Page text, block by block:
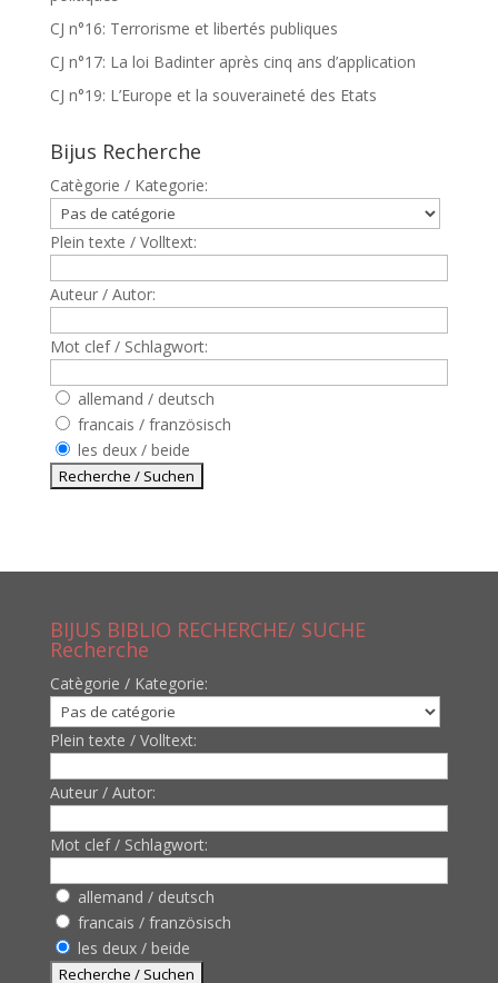
CJ n°16: Terrorisme et libertés publiques
CJ n°17: La loi Badinter après cinq ans d’application
CJ n°19: L’Europe et la souveraineté des Etats
Bijus Recherche
Catègorie / Kategorie:
Plein texte / Volltext:
Auteur / Autor:
Mot clef / Schlagwort:
allemand / deutsch
francais / französisch
les deux / beide
BIJUS BIBLIO RECHERCHE/ SUCHE
Recherche
Catègorie / Kategorie:
Plein texte / Volltext:
Auteur / Autor:
Mot clef / Schlagwort:
allemand / deutsch
francais / französisch
les deux / beide